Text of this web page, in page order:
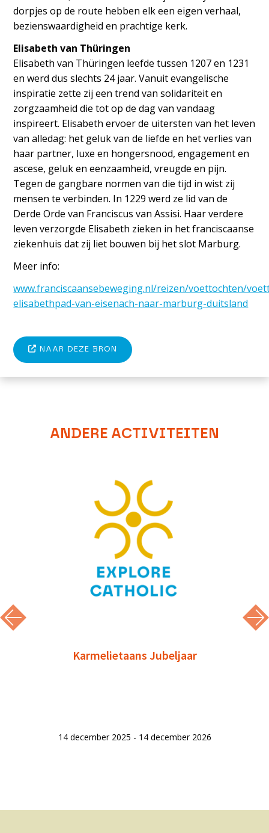
dorpjes op de route hebben elk een eigen verhaal,
bezienswaardigheid en prachtige kerk.
Elisabeth van Thüringen
Elisabeth van Thüringen leefde tussen 1207 en 1231
en werd dus slechts 24 jaar. Vanuit evangelische
inspiratie zette zij een trend van solidariteit en
zorgzaamheid die tot op de dag van vandaag
inspireert. Elisabeth ervoer de uitersten van het leven
van alledag: het geluk van de liefde en het verlies van
haar partner, luxe en hongersnood, engagement en
ascese, geluk en eenzaamheid, vreugde en pijn.
Tegen de gangbare normen van die tijd in wist zij
mensen te verbinden. In 1229 werd ze lid van de
Derde Orde van Franciscus van Assisi. Haar verdere
leven verzorgde Elisabeth zieken in het franciscaanse
ziekenhuis dat zij liet bouwen bij het slot Marburg.
Meer info:
www.franciscaansebeweging.nl/reizen/voettochten/
elisabethpad-van-eisenach-naar-marburg-duitsland
NAAR DEZE BRON
ANDERE ACTIVITEITEN
Karmelietaans Jubeljaar
14 december 2025 - 14 december 2026